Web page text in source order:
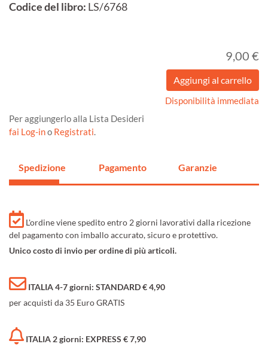
Codice del libro: LS/6768
9,00 €
Disponibilità immediata
Per aggiungerlo alla Lista Desideri
fai Log-ino Registrati.
Spedizione Pagamento Garanzie
L'ordine viene spedito entro 2 giorni lavorativi dalla ricezione
del pagamento con imballo accurato, sicuro e protettivo.
Unico costo di invio per ordine di più articoli.
ITALIA 4-7 giorni: STANDARD € 4,90
per acquisti da 35 Euro GRATIS
ITALIA 2 giorni: EXPRESS € 7,90